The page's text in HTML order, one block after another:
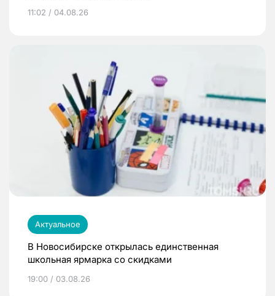
11:02 / 04.08.26
Актуальное
В Новосибирске открылась единственная
школьная ярмарка со скидками
19:00 / 03.08.26